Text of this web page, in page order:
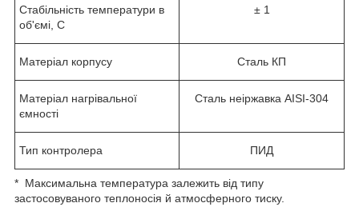
Стабільність температури в
об'ємі, С
± 1
Матеріал корпусу Сталь КП
Матеріал нагрівальної
ємності
Сталь неіржавка AISI-304
Тип контролера ПИД
* Максимальна температура залежить від типу
застосовуваного теплоносія й атмосферного тиску.